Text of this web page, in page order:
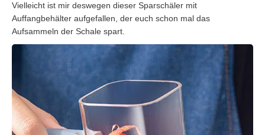
Vielleicht ist mir deswegen dieser Sparschäler mit
Auffangbehälter aufgefallen, der euch schon mal das
Aufsammeln der Schale spart.